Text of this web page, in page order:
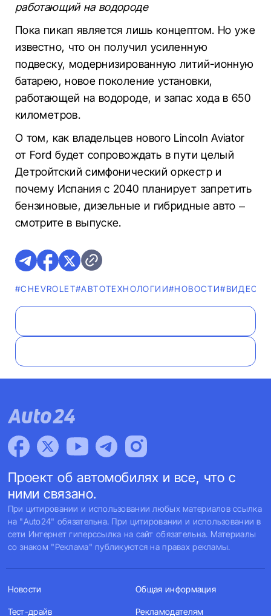
работающий на водороде
Пока пикап является лишь концептом. Но уже
известно, что он получил усиленную
подвеску, модернизированную литий-ионную
батарею, новое поколение установки,
работающей на водороде, и запас хода в 650
километров.
О том, как владельцев нового Lincoln Aviator
от Ford будет сопровождать в пути целый
Детройтский симфонический оркестр и
почему Испания с 2040 планирует запретить
бензиновые, дизельные и гибридные авто –
смотрите в выпуске.
#CHEVROLET#АВТОТЕХНОЛОГИИ#НОВОСТИ#ВИДЕО
Проект об автомобилях и все, что с
ними связано.
При цитировании и использовании любых материалов ссылка
на "Auto24" обязательна. При цитировании и использовании в
сети Интернет гиперссылка на сайт обязательна. Материалы
со знаком "Реклама" публикуются на правах рекламы.
Новости
Тест-драйв
Общая информация
Рекламодателям